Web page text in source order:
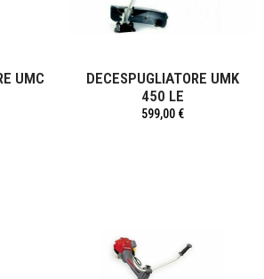
UMC
DECESPUGLIATORE UMK
450 LE
599,00 €